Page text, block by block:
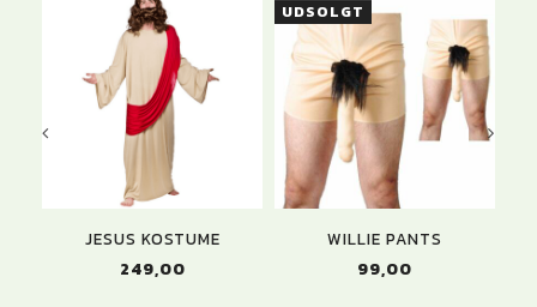
JESUS KOSTUME
249,00
UDSOLGT
WILLIE PANTS
99,00